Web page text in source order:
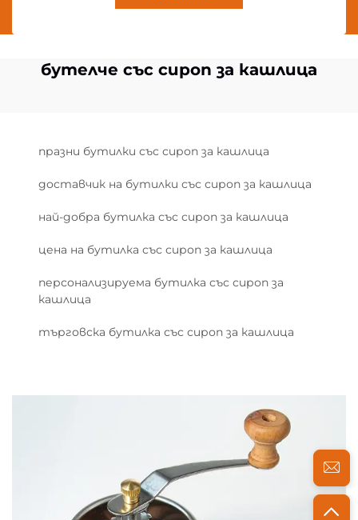
бутелче със сироп за кашлица
празни бутилки със сироп за кашлица
доставчик на бутилки със сироп за кашлица
най-добра бутилка със сироп за кашлица
цена на бутилка със сироп за кашлица
персонализируема бутилка със сироп за
кашлица
търговска бутилка със сироп за кашлица